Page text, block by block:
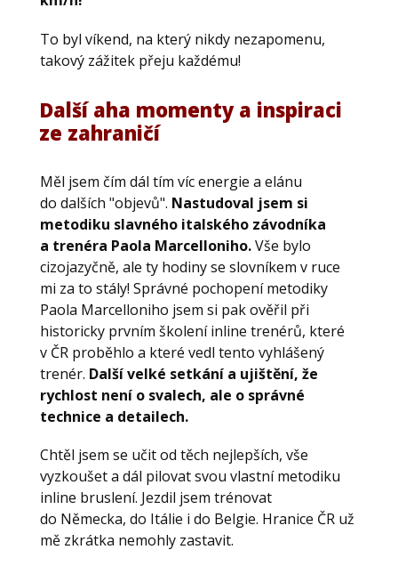
To byl víkend, na který nikdy nezapomenu,
takový zážitek přeju každému!
Další aha momenty a inspiraci
ze zahraničí
Měl jsem čím dál tím víc energie a elánu
do dalších "objevů". Nastudoval jsem si
metodiku slavného italského závodníka
a trenéra Paola Marcelloniho.Vše bylo
cizojazyčně, ale ty hodiny se slovníkem v ruce
mi za to stály! Správné pochopení metodiky
Paola Marcelloniho jsem si pak ověřil při
historicky prvním školení inline trenérů, které
v ČR proběhlo a které vedl tento vyhlášený
trenér. Další velké setkání a ujištění, že
rychlost není o svalech, ale o správné
technice a detailech.
Chtěl jsem se učit od těch nejlepších, vše
vyzkoušet a dál pilovat svou vlastní metodiku
inline bruslení. Jezdil jsem trénovat
do Německa, do Itálie i do Belgie. Hranice ČR už
mě zkrátka nemohly zastavit.